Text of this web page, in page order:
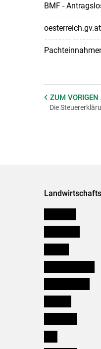
BMF -
ZUM VORIGEN
Die